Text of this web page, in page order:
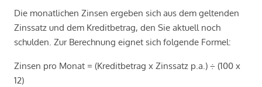
Die monatlichen Zinsen ergeben sich aus dem geltenden
Zinssatz und dem Kreditbetrag, den Sie aktuell noch
schulden. Zur Berechnung eignet sich folgende Formel:
Zinsen pro Monat = (Kreditbetrag x Zinssatz p.a.) ÷ (100 x
12)